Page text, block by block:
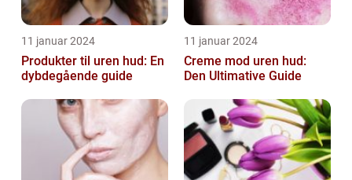
11 januar 2024
Produkter til uren hud: En
dybdegående guide
11 januar 2024
Creme mod uren hud:
Den Ultimative Guide